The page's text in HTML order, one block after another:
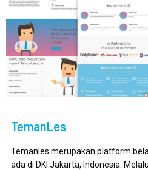
TemanLes
Temanles merupakan platform
ada di DKI Jakarta, Indonesia.